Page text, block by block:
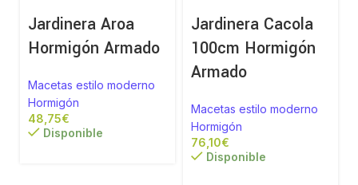
Jardinera Aroa
Hormigón Armado
Macetas estilo moderno
Hormigón
€
Disponible
Jardinera Cacola
100cm Hormigón
Armado
Macetas estilo moderno
Hormigón
€
Disponible